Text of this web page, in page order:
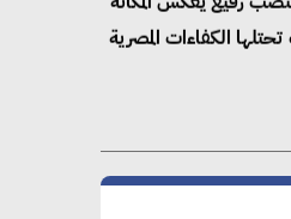
الكفاءات المصرية
الخضراء إضافة